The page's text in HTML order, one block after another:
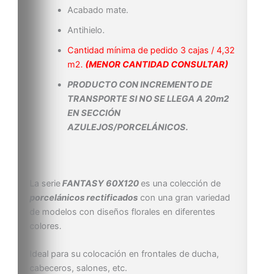
Acabado mate.
Antihielo.
Cantidad mínima de pedido 3 cajas / 4,32
m2. (MENOR CANTIDAD CONSULTAR)
PRODUCTO CON INCREMENTO DE
TRANSPORTE SI NO SE LLEGA A 20m2
EN SECCIÓN
AZULEJOS/PORCELÁNICOS.
La serieFANTASY 60X120 es una colección de
porcelánicos rectificados con una gran variedad
de modelos con diseños florales en diferentes
colores.
Ideal para su colocación en frontales de ducha,
cabeceros, salones, etc.